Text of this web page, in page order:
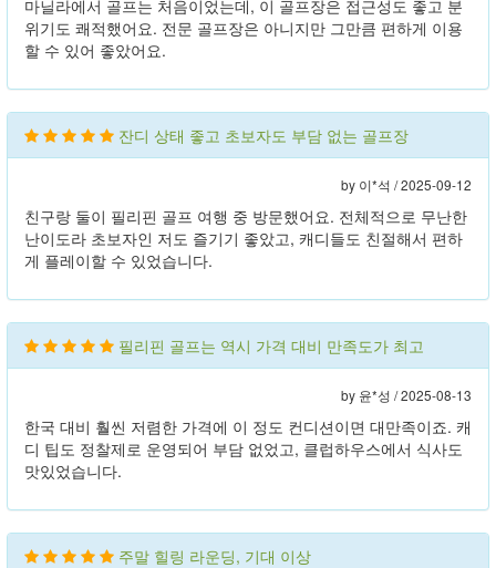
마닐라에서 골프는 처음이었는데, 이 골프장은 접근성도 좋고 분
위기도 쾌적했어요. 전문 골프장은 아니지만 그만큼 편하게 이용
할 수 있어 좋았어요.
잔디 상태 좋고 초보자도 부담 없는 골프장
by 이*석 /2025-09-12
친구랑 둘이 필리핀 골프 여행 중 방문했어요. 전체적으로 무난한
난이도라 초보자인 저도 즐기기 좋았고, 캐디들도 친절해서 편하
게 플레이할 수 있었습니다.
필리핀 골프는 역시 가격 대비 만족도가 최고
by 윤*성 /2025-08-13
한국 대비 훨씬 저렴한 가격에 이 정도 컨디션이면 대만족이죠. 캐
디 팁도 정찰제로 운영되어 부담 없었고, 클럽하우스에서 식사도
맛있었습니다.
주말 힐링 라운딩, 기대 이상